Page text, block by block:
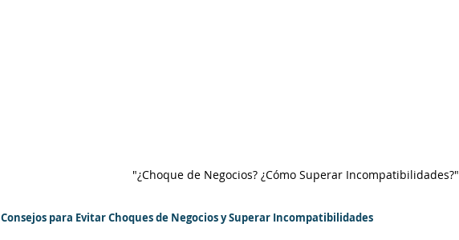
"¿Choque de Negocios? ¿Cómo Superar Incompatibilidades?"
Consejos para Evitar Choques de Negocios y Superar Incompatibilidades